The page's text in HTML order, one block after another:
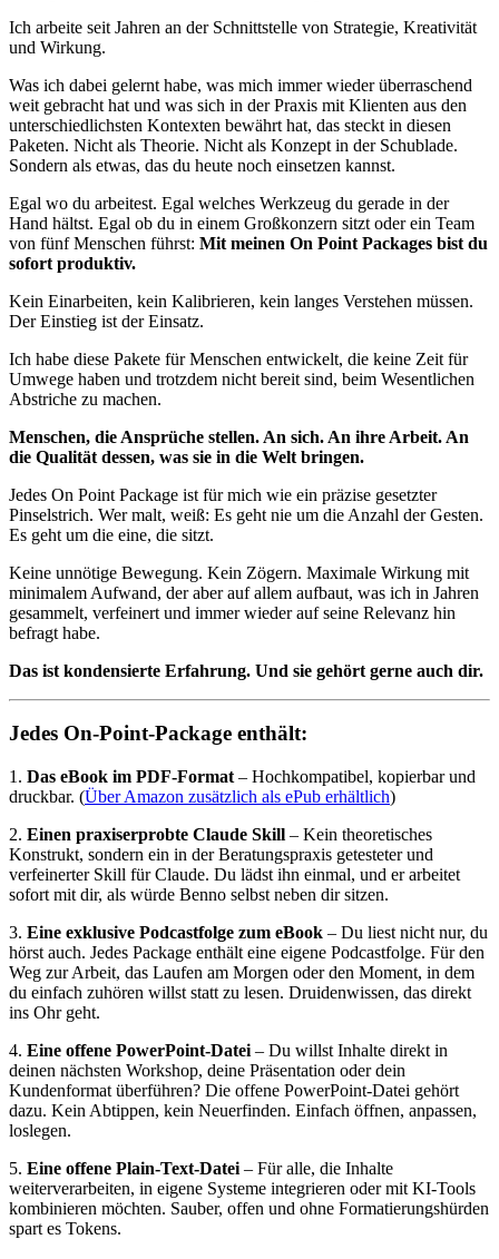
Ich arbeite seit Jahren an der Schnittstelle von Strategie, Kreativität
und Wirkung.
Was ich dabei gelernt habe, was mich immer wieder überraschend
weit gebracht hat und was sich in der Praxis mit Klienten aus den
unterschiedlichsten Kontexten bewährt hat, das steckt in diesen
Paketen. Nicht als Theorie. Nicht als Konzept in der Schublade.
Sondern als etwas, das du heute noch einsetzen kannst.
Egal wo du arbeitest. Egal welches Werkzeug du gerade in der
Hand hältst. Egal ob du in einem Großkonzern sitzt oder ein Team
von fünf Menschen führst: Mit meinen On Point Packages bist du
sofort produktiv.
Kein Einarbeiten, kein Kalibrieren, kein langes Verstehen müssen.
Der Einstieg ist der Einsatz.
Ich habe diese Pakete für Menschen entwickelt, die keine Zeit für
Umwege haben und trotzdem nicht bereit sind, beim Wesentlichen
Abstriche zu machen.
Menschen, die Ansprüche stellen. An sich. An ihre Arbeit. An
die Qualität dessen, was sie in die Welt bringen.
Jedes On Point Package ist für mich wie ein präzise gesetzter
Pinselstrich. Wer malt, weiß: Es geht nie um die Anzahl der Gesten.
Es geht um die eine, die sitzt.
Keine unnötige Bewegung. Kein Zögern. Maximale Wirkung mit
minimalem Aufwand, der aber auf allem aufbaut, was ich in Jahren
gesammelt, verfeinert und immer wieder auf seine Relevanz hin
befragt habe.
Das ist kondensierte Erfahrung. Und sie gehört gerne auch dir.
Jedes On-Point-Package enthält:
1. Das eBook im PDF-Format – Hochkompatibel, kopierbar und
druckbar. (Über Amazon zusätzlich als ePub erhältlich)
2. Einen praxiserprobte Claude Skill – Kein theoretisches
Konstrukt, sondern ein in der Beratungspraxis getesteter und
verfeinerter Skill für Claude. Du lädst ihn einmal, und er arbeitet
sofort mit dir, als würde Benno selbst neben dir sitzen.
3. Eine exklusive Podcastfolge zum eBook – Du liest nicht nur, du
hörst auch. Jedes Package enthält eine eigene Podcastfolge. Für den
Weg zur Arbeit, das Laufen am Morgen oder den Moment, in dem
du einfach zuhören willst statt zu lesen. Druidenwissen, das direkt
ins Ohr geht.
4. Eine offene PowerPoint-Datei – Du willst Inhalte direkt in
deinen nächsten Workshop, deine Präsentation oder dein
Kundenformat überführen? Die offene PowerPoint-Datei gehört
dazu. Kein Abtippen, kein Neuerfinden. Einfach öffnen, anpassen,
loslegen.
5. Eine offene Plain-Text-Datei – Für alle, die Inhalte
weiterverarbeiten, in eigene Systeme integrieren oder mit KI-Tools
kombinieren möchten. Sauber, offen und ohne Formatierungshürden
spart es Tokens.